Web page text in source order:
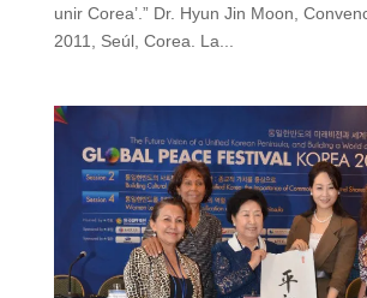
unir Corea’.” Dr. Hyun Jin Moon,
2011, Seúl, Corea. La...